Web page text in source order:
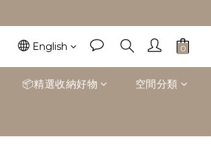
English
📦精選收納好物 空間分類